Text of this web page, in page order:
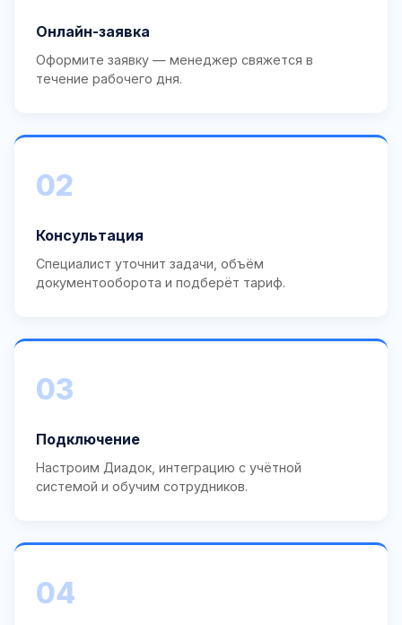
Онлайн-заявка
Оформите заявку — менеджер свяжется в
течение рабочего дня.
02
Консультация
Специалист уточнит задачи, объём
документооборота и подберёт тариф.
03
Подключение
Настроим Диадок, интеграцию с учётной
системой и обучим сотрудников.
04